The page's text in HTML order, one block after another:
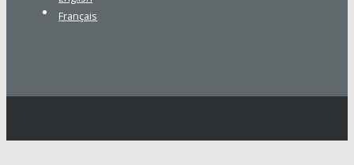
Français